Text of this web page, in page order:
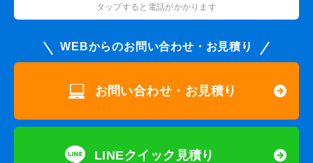
タップすると電話がかかります
WEBからのお問い合わせ・お見積り
お問い合わせ・お見積り
LINEクイック見積り